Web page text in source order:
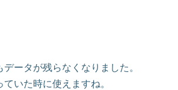
ータが残らなくなりました。
いた時に使えますね。